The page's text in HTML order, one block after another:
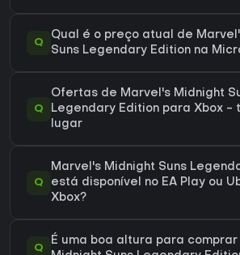
Q
Qual é o preço atual de
Suns Legendary Edition na
Q
Ofertas de Marvel's Midnight
Legendary Edition para Xbox -
lugar
Q
Marvel's Midnight Suns
está disponível no EA Play ou
Xbox?
Q
É uma boa altura para